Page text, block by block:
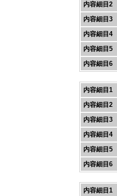
内容細目2
内容細目3
内容細目4
内容細目5
内容細目6
内容細目1
内容細目2
内容細目3
内容細目4
内容細目5
内容細目6
内容細目1